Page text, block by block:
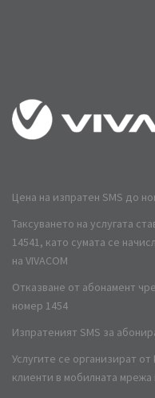
Цена на изпратен SMS до
Таксуването на услугата
14541, като сумата се
на VIVACOM
Отказване от абонамент
номер 1454
Изпратеният SMS за
Услугите се организират
клиенти в мобилната мрежа